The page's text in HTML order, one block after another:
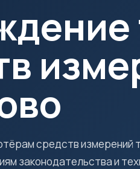
средств измерений
законодательства и